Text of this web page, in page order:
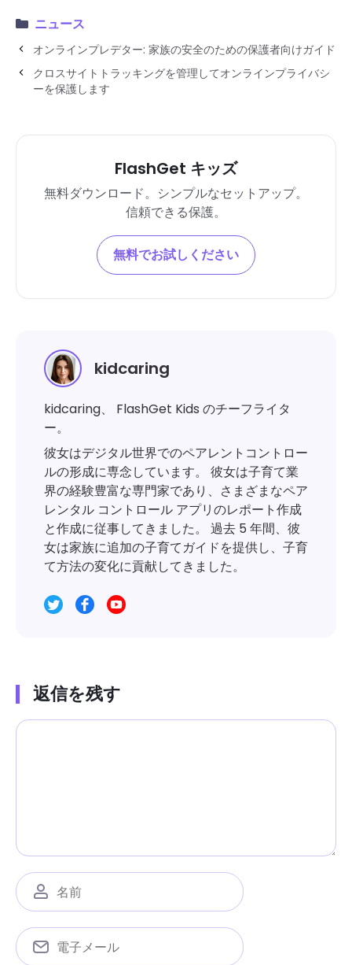
ニュース
オンラインプレデター: 家族の安全のための保護者向けガイド
クロスサイトトラッキングを管理してオンラインプライバシ
ーを保護します
FlashGet キッズ
無料ダウンロード。シンプルなセットアップ。
信頼できる保護。
無料でお試しください
kidcaring
kidcaring、 FlashGet Kids のチーフライタ
ー。
彼女はデジタル世界でのペアレントコントロー
ルの形成に専念しています。 彼女は子育て業
界の経験豊富な専門家であり、さまざまなペア
レンタル コントロール アプリのレポート作成
と作成に従事してきました。 過去 5 年間、彼
女は家族に追加の子育てガイドを提供し、子育
て方法の変化に貢献してきました。
返信を残す